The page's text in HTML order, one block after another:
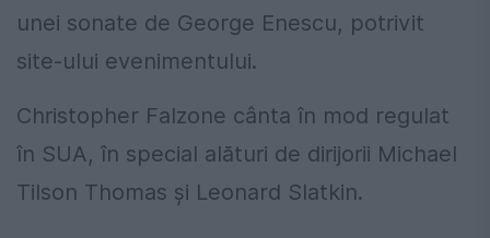
unei sonate de George Enescu, potrivit
site-ului evenimentului.
Christopher Falzone cânta în mod regulat
în SUA, în special alături de dirijorii Michael
Tilson Thomas şi Leonard Slatkin.